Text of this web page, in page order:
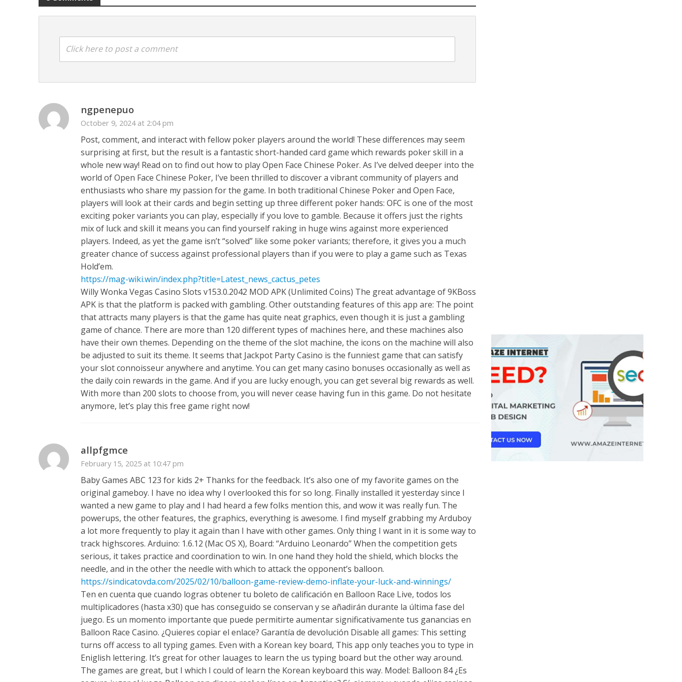
अरविंद अकेला कल्लू के नए अंदाज़ ने मचाई धूम, ‘राउंड राउंड’ को मिल रहा दर्शकों का भरपूर प्यार
Click here to post a comment
ngpenepuo
October 9, 2024 at 2:04 pm
Post, comment, and interact with fellow poker players around the world! These differences may seem
surprising at first, but the result is a fantastic short-handed card game which rewards poker skill in a
whole new way! Read on to find out how to play Open Face Chinese Poker. As I’ve delved deeper into the
world of Open Face Chinese Poker, I’ve been thrilled to discover a vibrant community of players and
enthusiasts who share my passion for the game. In both traditional Chinese Poker and Open Face,
players will look at their cards and begin setting up three different poker hands: OFC is one of the most
exciting poker variants you can play, especially if you love to gamble. Because it offers just the rights
mix of luck and skill it means you can find yourself raking in huge wins against more experienced
players. Indeed, as yet the game isn’t “solved” like some poker variants; therefore, it gives you a much
greater chance of success against professional players than if you were to play a game such as Texas
Hold’em.
https://mag-wiki.win/index.php?title=Latest_news_cactus_petes
Willy Wonka Vegas Casino Slots v153.0.2042 MOD APK (Unlimited Coins) The great advantage of 9KBoss
APK is that the platform is packed with gambling. Other outstanding features of this app are: The point
that attracts many players is that the game has quite neat graphics, even though it is just a gambling
game of chance. There are more than 120 different types of machines here, and these machines also
have their own themes. Depending on the theme of the slot machine, the icons on the machine will also
be adjusted to suit its theme. It seems that Jackpot Party Casino is the funniest game that can satisfy
your slot connoisseur anywhere and anytime. You can get many casino bonuses occasionally as well as
the daily coin rewards in the game. And if you are lucky enough, you can get several big rewards as well.
With more than 200 slots to choose from, you will never cease having fun in this game. Do not hesitate
anymore, let’s play this free game right now!
allpfgmce
February 15, 2025 at 10:47 pm
Baby Games ABC 123 for kids 2+ Thanks for the feedback. It’s also one of my favorite games on the
original gameboy. I have no idea why I overlooked this for so long. Finally installed it yesterday since I
wanted a new game to play and I had heard a few folks mention this, and wow it was really fun. The
powerups, the other features, the graphics, everything is awesome. I find myself grabbing my Arduboy
a lot more frequently to play it again than I have with other games. Only thing I want in it is some way to
track highscores. Arduino: 1.6.12 (Mac OS X), Board: “Arduino Leonardo” When the competition gets
serious, it takes practice and coordination to win. In one hand they hold the shield, which blocks the
needle, and in the other the needle with which to attack the opponent’s balloon.
https://sindicatovda.com/2025/02/10/balloon-game-review-demo-inflate-your-luck-and-winnings/
Ten en cuenta que cuando logras obtener tu boleto de calificación en Balloon Race Live, todos los
multiplicadores (hasta x30) que has conseguido se conservan y se añadirán durante la última fase del
juego. Es un momento importante que puede permitirte aumentar significativamente tus ganancias en
Balloon Race Casino. ¿Quieres copiar el enlace? Garantía de devolución Disable all games: This setting
turns off access to all typing games. Even with a Korean key board, This app only teaches you to type in
Eniglish lettering. It’s great for other lauages to learn the us typing board but the other way around.
The games are great, but I which I could of learn the Korean keyboard this way. Model: Balloon 84 ¿Es